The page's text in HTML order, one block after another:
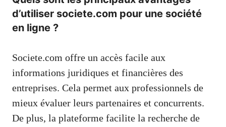
d’utiliser societe.com pour une société
en ligne ?
Societe.com offre un accès facile aux
informations juridiques et financières des
entreprises. Cela permet aux professionnels de
mieux évaluer leurs partenaires et concurrents.
De plus, la plateforme facilite la recherche de